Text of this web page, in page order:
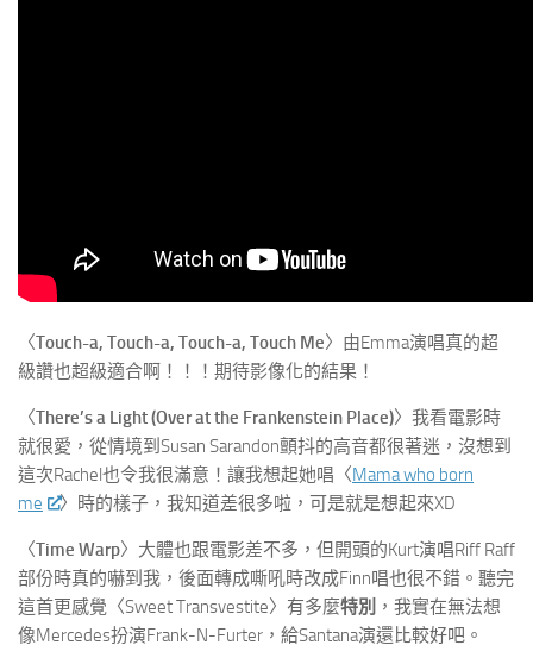
〈Touch-a, Touch-a, Touch-a, Touch Me〉由Emma演唱真的超
級讚也超級適合啊！！！期待影像化的結果！
〈There’s a Light (Over at the Frankenstein Place)〉我看電影時
就很愛，從情境到Susan Sarandon顫抖的高音都很著迷，沒想到
這次Rachel也令我很滿意！讓我想起她唱〈Mama who born
me
〉時的樣子，我知道差很多啦，可是就是想起來XD
〈Time Warp〉大體也跟電影差不多，但開頭的Kurt演唱Riff Raff
部份時真的嚇到我，後面轉成嘶吼時改成Finn唱也很不錯。聽完
這首更感覺〈Sweet Transvestite〉有多麼特別 ，我實在無法想
像Mercedes扮演Frank-N-Furter，給Santana演還比較好吧。